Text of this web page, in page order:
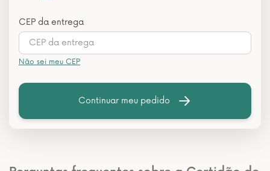
CEP da entrega
Não sei meu CEP
Continuar meu pedido